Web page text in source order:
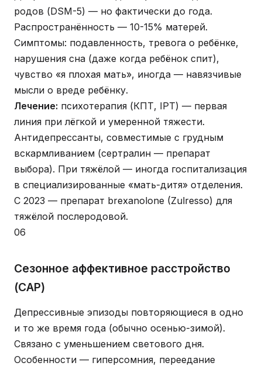
родов (DSM-5) — но фактически до года.
Распространённость — 10-15% матерей.
Симптомы: подавленность, тревога о ребёнке,
нарушения сна (даже когда ребёнок спит),
чувство «я плохая мать», иногда — навязчивые
мысли о вреде ребёнку.
Лечение: психотерапия (КПТ, IPT) — первая
линия при лёгкой и умеренной тяжести.
Антидепрессанты, совместимые с грудным
вскармливанием (сертралин — препарат
выбора). При тяжёлой — иногда госпитализация
в специализированные «мать-дитя» отделения.
С 2023 — препарат brexanolone (Zulresso) для
тяжёлой послеродовой.
06
Сезонное аффективное расстройство
(САР)
Депрессивные эпизоды повторяющиеся в одно
и то же время года (обычно осенью-зимой).
Связано с уменьшением светового дня.
Особенности — гиперсомния, переедание